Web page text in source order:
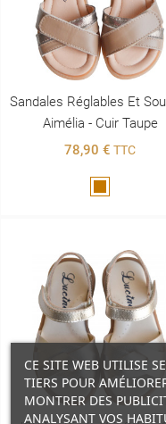
Sandales Réglables Et
Aimélia - Cuir Taupe
78,90 € TTC
CE SITE WEB UTILISE
TIERS POUR
MONTRER DES
ANALYSANT VOS